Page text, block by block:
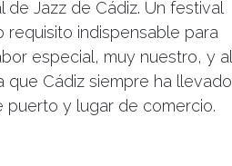
Jazz de Cádiz. Un festival
indispensable para
especial, muy nuestro, y al
Cádiz siempre ha llevado
puerto y lugar de comercio.